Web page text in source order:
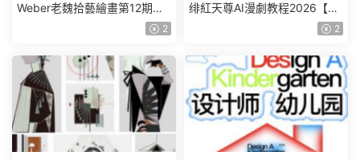
Weber老魏拾藝繪畫第12期角
色特訓班【畫質不錯隻有視
2
绯紅天尊AI漫劇教程2026【畫
2